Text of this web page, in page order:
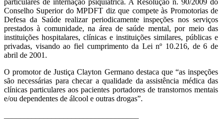
Conselho Superior do MPDFT diz que compete às Promotorias de
Defesa da Saúde realizar periodicamente inspeções nos serviços
prestados à comunidade, na área de saúde mental, por meio das
instituições hospitalares, clínicas e instituições similares, públicas e
privadas, visando ao fiel cumprimento da Lei nº 10.216, de 6 de
abril de 2001.
O promotor de Justiça Clayton Germano destaca que “as inspeções
são necessárias para checar a qualidade da assistência médica das
clínicas particulares aos pacientes portadores de transtornos mentais
e/ou dependentes de álcool e outras drogas”.